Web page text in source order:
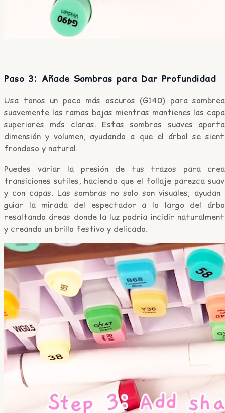
Paso 3: Añade Sombras para Dar Profundidad
Usa tonos un poco más oscuros (G140) para
suavemente las ramas bajas mientras mantienes las
superiores más claras. Estas sombras suaves
dimensión y volumen, ayudando a que el árbol se
frondoso y natural.
Puedes variar la presión de tus trazos para
transiciones sutiles, haciendo que el follaje parezca
y con capas. Las sombras no solo son visuales; ayudan
guiar la mirada del espectador a lo largo del
resaltando áreas donde la luz podría incidir
y creando un brillo festivo y delicado.